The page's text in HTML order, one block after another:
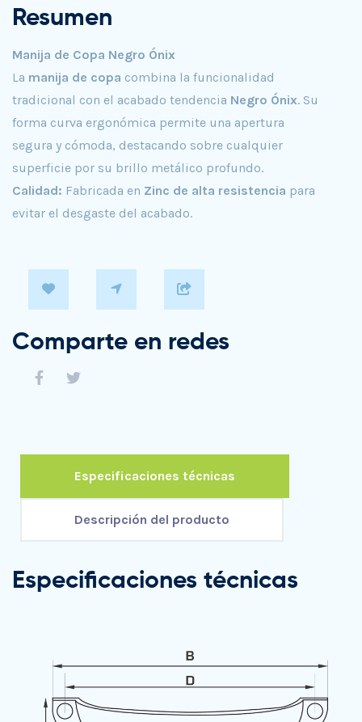
Resumen
Manija de Copa Negro Ónix
La manija de copa combina la funcionalidad
tradicional con el acabado tendencia Negro Ónix. Su
forma curva ergonómica permite una apertura
segura y cómoda, destacando sobre cualquier
superficie por su brillo metálico profundo.
Calidad: Fabricada en Zinc de alta resistencia para
evitar el desgaste del acabado.
Comparte en redes
Especificaciones técnicas
Descripción del producto
Especificaciones técnicas